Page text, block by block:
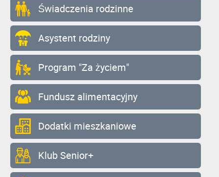
Świadczenia rodzinne
Asystent rodziny
Program "Za życiem"
Fundusz alimentacyjny
Dodatki mieszkaniowe
Klub Senior+